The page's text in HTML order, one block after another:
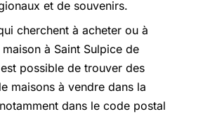
et de souvenirs.
cherchent à acheter ou à
à Saint Sulpice de
possible de trouver des
maisons à vendre dans la
dans le code postal